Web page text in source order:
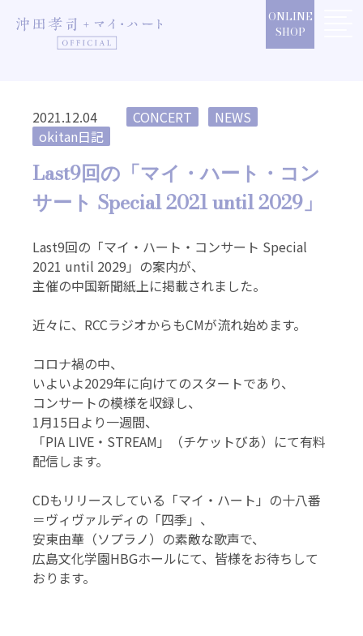
ONLINE
SHOP
2021.12.04 CONCERT
NEWS
okitan日記
Last9回の「マイ・ハート・コン
サート Special 2021 until 2029」
Last9回の「マイ・ハート・コンサート Special
2021 until 2029」の案内が、
主催の中国新聞紙上に掲載されました。
近々に、RCCラジオからもCMが流れ始めます。
コロナ禍の中、
いよいよ2029年に向けてのスタートであり、
コンサートの模様を収録し、
1月15日より一週間、
「PIA LIVE・STREAM」（チケットびあ）にて有料
配信します。
CDもリリースしている「マイ・ハート」の十八番
＝ヴィヴァルディの「四季」、
安東由華（ソプラノ）の素敵な歌声で、
広島文化学園HBGホールにて、皆様をお待ちして
おります。